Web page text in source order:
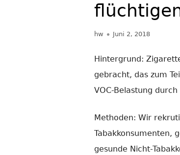
Autor
hw
Veröffentlicht
Juni 2, 2018
Hintergrund:
gebracht, das zum
VOC-Belastung
Methoden: Wir
Tabakkonsumenten,
gesunde Nicht-